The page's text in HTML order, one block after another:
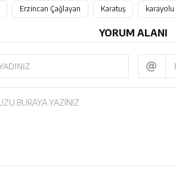
Erzincan Çağlayan Karatuş karayolu
YORUM ALANI